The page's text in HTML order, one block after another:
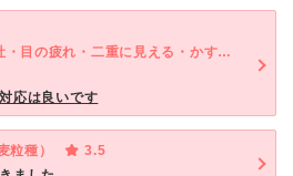
頭が痛い・吐き気・嘔吐・目の疲れ・二重に見える・かすむ・歪んで見える
応は良いです
粒種）
3.5